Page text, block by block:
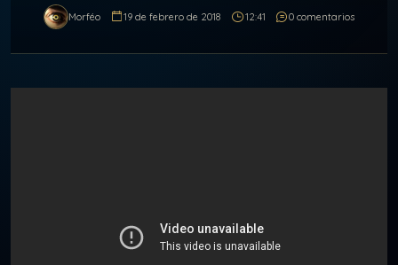
Morféo 19 de febrero de 2018 12:41 0 comentarios